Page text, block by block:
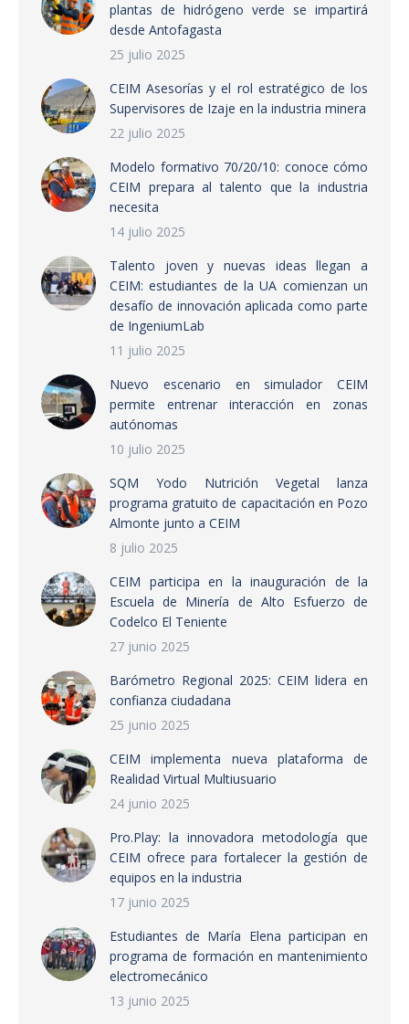
plantas de hidrógeno verde se impartirá
desde Antofagasta
25 julio 2025
CEIM Asesorías y el rol estratégico de los
Supervisores de Izaje en la industria minera
22 julio 2025
Modelo formativo 70/20/10: conoce cómo
CEIM prepara al talento que la industria
necesita
14 julio 2025
Talento joven y nuevas ideas llegan a
CEIM: estudiantes de la UA comienzan un
desafío de innovación aplicada como parte
de IngeniumLab
11 julio 2025
Nuevo escenario en simulador CEIM
permite entrenar interacción en zonas
autónomas
10 julio 2025
SQM Yodo Nutrición Vegetal lanza
programa gratuito de capacitación en Pozo
Almonte junto a CEIM
8 julio 2025
CEIM participa en la inauguración de la
Escuela de Minería de Alto Esfuerzo de
Codelco El Teniente
27 junio 2025
Barómetro Regional 2025: CEIM lidera en
confianza ciudadana
25 junio 2025
CEIM implementa nueva plataforma de
Realidad Virtual Multiusuario
24 junio 2025
Pro.Play: la innovadora metodología que
CEIM ofrece para fortalecer la gestión de
equipos en la industria
17 junio 2025
Estudiantes de María Elena participan en
programa de formación en mantenimiento
electromecánico
13 junio 2025